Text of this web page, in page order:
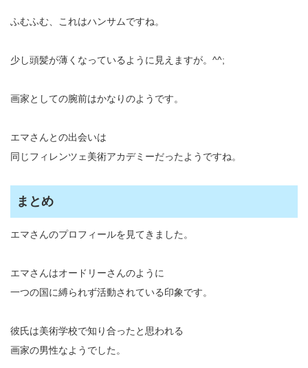
ふむふむ、これはハンサムですね。
少し頭髪が薄くなっているように見えますが。^^;
画家としての腕前はかなりのようです。
エマさんとの出会いは
同じフィレンツェ美術アカデミーだったようですね。
まとめ
エマさんのプロフィールを見てきました。
エマさんはオードリーさんのように
一つの国に縛られず活動されている印象です。
彼氏は美術学校で知り合ったと思われる
画家の男性なようでした。